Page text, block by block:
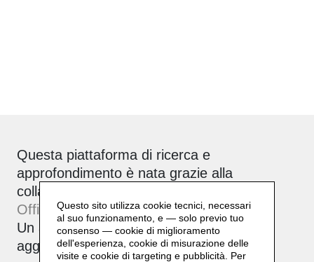
Questa piattaforma di ricerca e
approfondimento è nata grazie alla
collaborazione tra Daniela Lorenzi e
Officinebit.ch.
Un archivio attivo, corale e sempre in
aggiornamento.
Questo sito utilizza cookie tecnici, necessari
al suo funzionamento, e — solo previo tuo
consenso — cookie di miglioramento
dell'esperienza, cookie di misurazione delle
visite e cookie di targeting e pubblicità. Per